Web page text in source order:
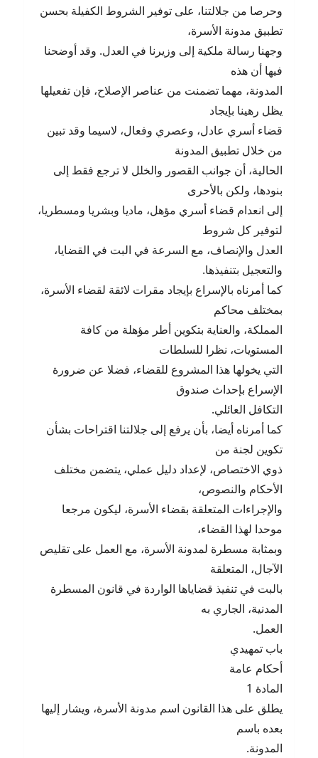
وحرصا من جلالتنا، على توفير الشروط الكفيلة بحسن
تطبيق مدونة الأسرة،
وجهنا رسالة ملكية إلى وزيرنا في العدل. وقد أوضحنا
فيها أن هذه
المدونة، مهما تضمنت من عناصر الإصلاح، فإن تفعيلها
يظل رهينا بإيجاد
قضاء أسري عادل، وعصري وفعال، لاسيما وقد تبين
من خلال تطبيق المدونة
الحالية، أن جوانب القصور والخلل لا ترجع فقط إلى
بنودها، ولكن بالأحرى
إلى انعدام قضاء أسري مؤهل، ماديا وبشريا ومسطريا،
لتوفير كل شروط
العدل والإنصاف، مع السرعة في البت في القضايا،
والتعجيل بتنفيذها.
كما أمرناه بالإسراع بإيجاد مقرات لائقة لقضاء الأسرة،
بمختلف محاكم
المملكة، والعناية بتكوين أطر مؤهلة من كافة
المستويات، نظرا للسلطات
التي يخولها هذا المشروع للقضاء، فضلا عن ضرورة
الإسراع بإحداث صندوق
التكافل العائلي.
كما أمرناه أيضا، بأن يرفع إلى جلالتنا اقتراحات بشأن
تكوين لجنة من
ذوي الاختصاص، لإعداد دليل عملي، يتضمن مختلف
الأحكام والنصوص،
والإجراءات المتعلقة بقضاء الأسرة، ليكون مرجعا
موحدا لهذا القضاء،
وبمثابة مسطرة لمدونة الأسرة، مع العمل على تقليص
الآجال، المتعلقة
بالبت في تنفيذ قضاياها الواردة في قانون المسطرة
المدنية، الجاري به
العمل.
باب تمهيدي
أحكام عامة
المادة 1
يطلق على هذا القانون اسم مدونة الأسرة، ويشار إليها
بعده باسم
المدونة.